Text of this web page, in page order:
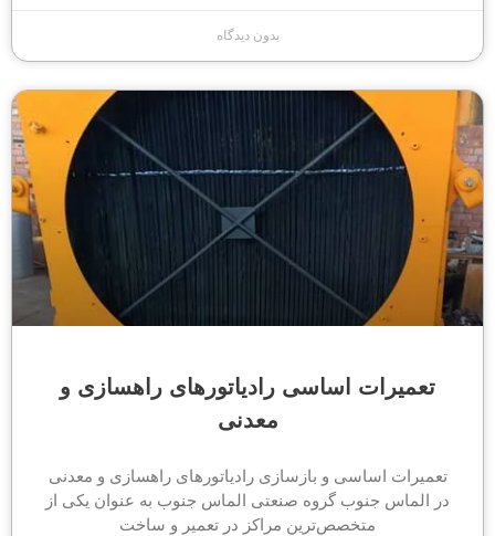
بدون دیدگاه
تعمیرات اساسی رادیاتورهای راهسازی و
معدنی
تعمیرات اساسی و بازسازی رادیاتورهای راهسازی و معدنی
در الماس جنوب گروه صنعتی الماس جنوب به عنوان یکی از
متخصص‌ترین مراکز در تعمیر و ساخت